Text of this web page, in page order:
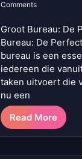
Comments
Groot Bureau: De
Bureau: De
bureau is een
iedereen die
taken uitvoert die
nu een
Read More